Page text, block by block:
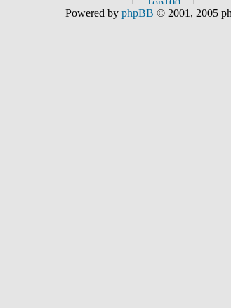
Powered by phpBB © 2001, 2005